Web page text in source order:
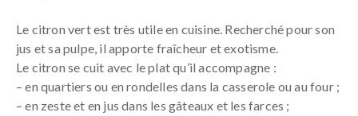
Le citron vert est très utile en cuisine. Recherché pour son
jus et sa pulpe, il apporte fraîcheur et exotisme.
Le citron se cuit avec le plat qu’il accompagne :
– en quartiers ou en rondelles dans la casserole ou au four ;
– en zeste et en jus dans les gâteaux et les farces ;